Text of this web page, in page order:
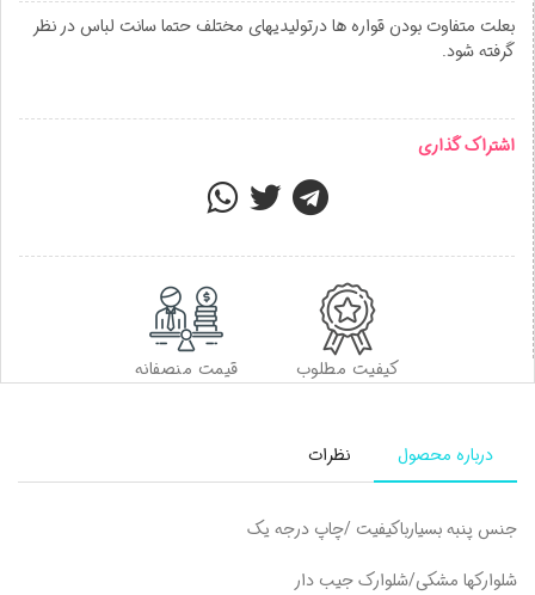
بعلت متفاوت بودن قواره ها درتولیدیهای مختلف حتما سانت لباس در نظر
گرفته شود.
اشتراک گذاری
قیمت منصفانه کیفیت مطلوب
درباره محصول نظرات
جنس پنبه بسیارباکیفیت /چاپ درجه یک
شلوارکها مشکی/شلوارک جیب دار